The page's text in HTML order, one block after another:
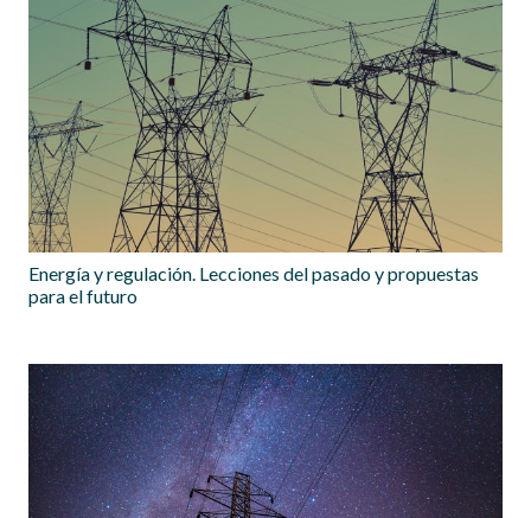
Energía y regulación. Lecciones del pasado y propuestas
para el futuro